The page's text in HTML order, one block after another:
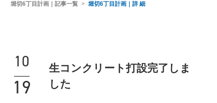
堀切6丁目計画｜記事一覧
堀切6丁目計画｜詳 細
10
19
生コンクリート打設完了しま
した